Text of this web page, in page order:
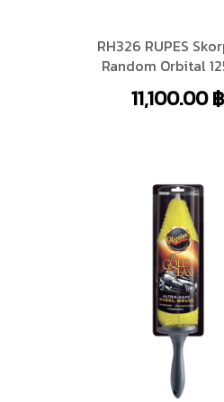
RH326 RUPES
Random Orbital
11,100.00฿